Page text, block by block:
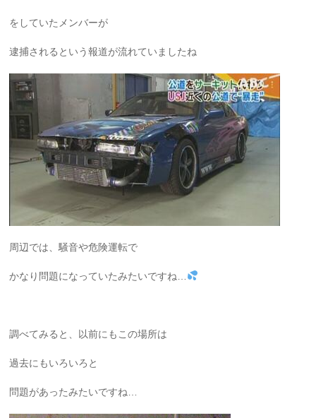
をしていたメンバーが
逮捕されるという報道が流れていましたね
周辺では、騒音や危険運転で
かなり問題になっていたみたいですね…
調べてみると、以前にもこの場所は
過去にもいろいろと
問題があったみたいですね…